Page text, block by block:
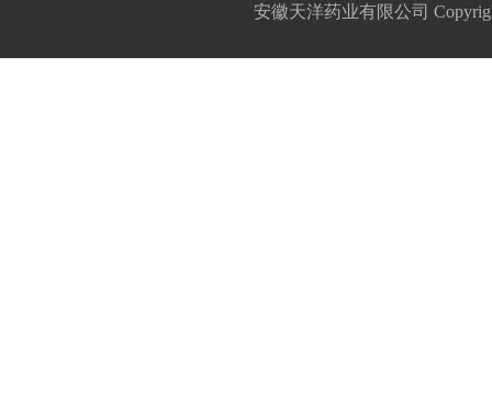
安徽天洋药业有限公司